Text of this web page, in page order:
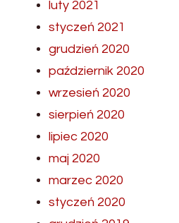
luty 2021
styczeń 2021
grudzień 2020
październik 2020
wrzesień 2020
sierpień 2020
lipiec 2020
maj 2020
marzec 2020
styczeń 2020